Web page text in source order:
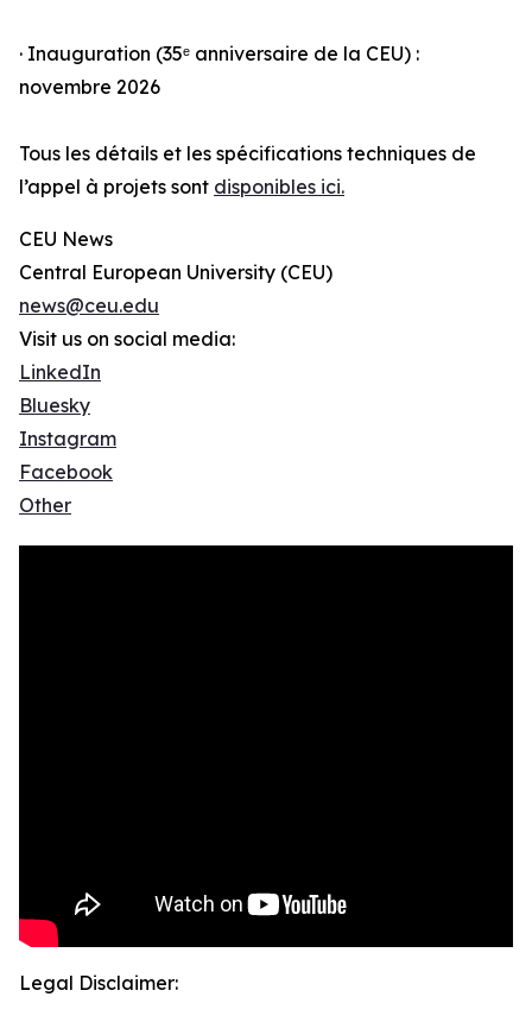
· Inauguration (35ᵉ anniversaire de la CEU) :
novembre 2026
Tous les détails et les spécifications techniques de
l’appel à projets sont disponibles ici.
CEU News
Central European University (CEU)
news@ceu.edu
Visit us on social media:
LinkedIn
Bluesky
Instagram
Facebook
Other
Legal Disclaimer: